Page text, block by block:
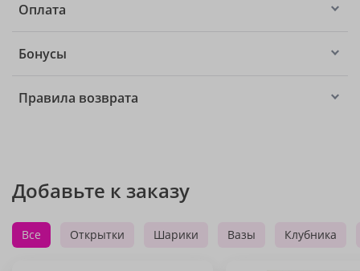
Оплата
Бонусы
Правила возврата
Добавьте к заказу
Все Открытки Шарики Вазы Клубника